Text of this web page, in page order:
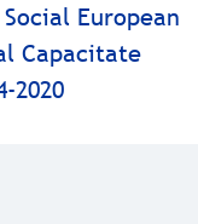
European
Capacitate
2020